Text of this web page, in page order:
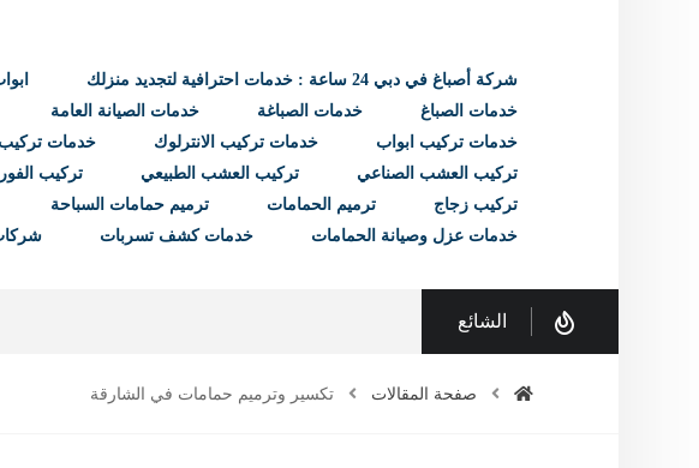
شركة أصباغ في دبي 24 ساعة : خدمات احترافية لتجديد منزلك
خدمات الصباغ
خدمات الصباغة خدمات الصيانة العامة
خدمات تركيب ابواب
خدمات تركيب الانترلوك خدمات تركيب
تركيب العشب الصناعي
تركيب العشب الطبيعي تركيب
تركيب زجاج
ترميم الحمامات ترميم حمامات السباحة
خدمات عزل وصيانة الحمامات
خدمات كشف تسربات
الشائع
صفحة المقالات تكسير وترميم حمامات في الشارقة